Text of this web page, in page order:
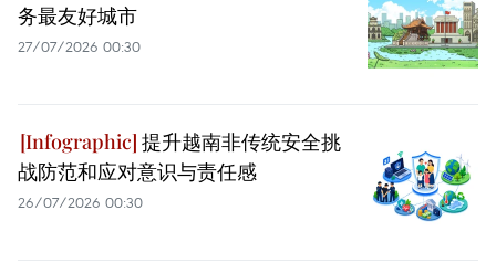
务最友好城市
27/07/2026 00:30
提升越南非传统安全挑
战防范和应对意识与责任感
26/07/2026 00:30